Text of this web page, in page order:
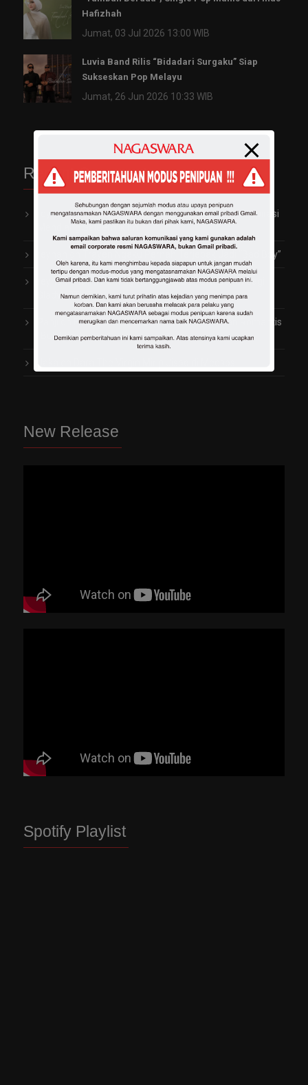
Hafizhah
Jumat, 03 Jul 2026 13:00 WIB
Luvia Band Rilis “Bidadari Surgaku” Siap
Sukseskan Pop Melayu
Jumat, 26 Jun 2026 10:33 WIB
Recent Comments
reyhanonGarap Video Klip Perdana, Vio Kijo Terinspirasi
Mendiang Saleem Iklim
Trayen Ngaku Pernah Terjebak Jadi “Bad Boy”
reyhanonArti Penting Rambut Indah dan Sehat bagi
Gladys 2TikTok
Fitri Carlina Rilis Lagu Penuh Cinta dan Romantis
“Bukit Berbunga”
New Release
Spotify Playlist